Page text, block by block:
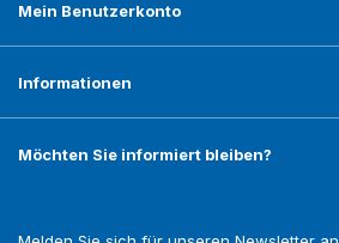
Mein Benutzerkonto
Informationen
Möchten Sie informiert bleiben?